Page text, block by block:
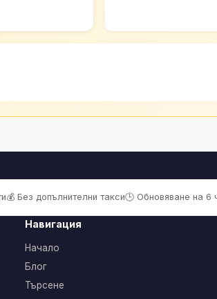
💰 Без допълнителни такси🕒 Обновяване на 6
Навигация
Начало
Блог
Търсене